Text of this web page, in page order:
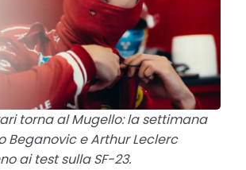
torna al Mugello: la settimana
Beganovic e Arthur Leclerc
ai test sulla SF-23.